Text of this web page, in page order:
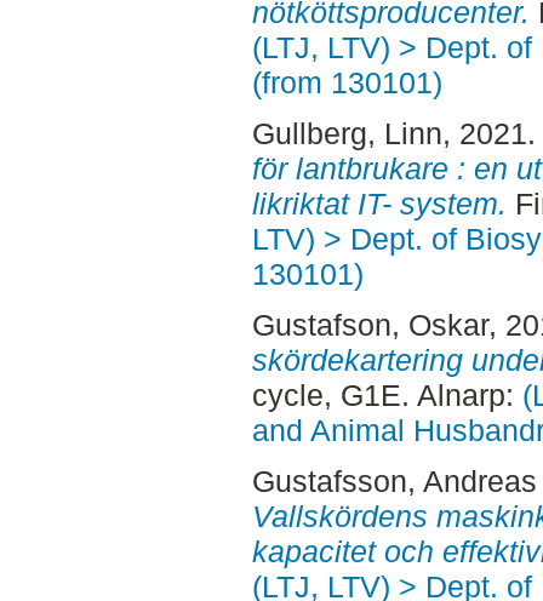
nötköttsproducenter.
(LTJ, LTV) > Dept.
(from 130101)
Gullberg, Linn, 2021.
för lantbrukare : en
likriktat IT- system.
LTV) > Dept. of
130101)
Gustafson, Oskar,
skördekartering
cycle, G1E. Alnarp:
and Animal
Gustafsson, Andreas
Vallskördens
kapacitet och
(LTJ, LTV) > Dept.